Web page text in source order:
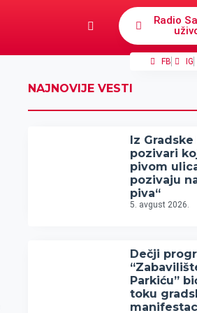
Radio
FB IG
NAJNOVIJE VESTI
Iz
pozivari
pivom
pozivaju
piva“
5. avgust 2026.
Dečji
Parkiću”
toku